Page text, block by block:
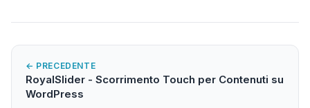
← PRECEDENTE
RoyalSlider - Scorrimento Touch per Contenuti su
WordPress